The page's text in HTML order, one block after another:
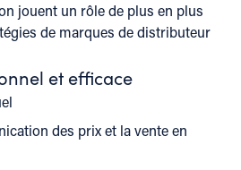
jouent un rôle de plus en plus
de marques de distributeur
et efficace
des prix et la vente en